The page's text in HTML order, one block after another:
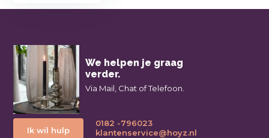
We helpen je graag
verder.
Via Mail, Chat of Telefoon.
Ik wil hulp
0182 -796023
klantenservice@hoyz.nl